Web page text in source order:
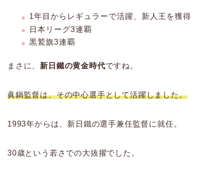
1年目からレギュラーで活躍、新人王を獲得
日本リーグ3連覇
黒鷲旗3連覇
まさに、 新日鐵の黄金時代ですね。
眞鍋監督は、その中心選手として活躍しました。
1993年からは、新日鐵の選手兼任監督に就任。
30歳という若さでの大抜擢でした。